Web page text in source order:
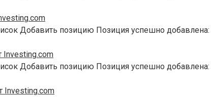
Добавить позицию Позиция успешно добавлена:
Добавить позицию Позиция успешно добавлена:
Investing.com